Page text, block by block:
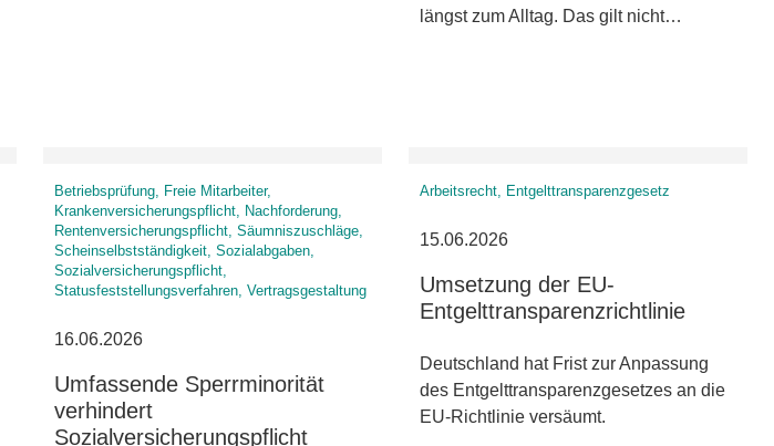
längst zum Alltag. Das gilt nicht…
Betriebsprüfung, Freie Mitarbeiter,
Krankenversicherungspflicht, Nachforderung,
Rentenversicherungspflicht, Säumniszuschläge,
Scheinselbstständigkeit, Sozialabgaben,
Sozialversicherungspflicht,
Statusfeststellungsverfahren, Vertragsgestaltung
16.06.2026
Umfassende Sperrminorität
verhindert
Sozialversicherungspflicht
Arbeitsrecht, Entgelttransparenzgesetz
15.06.2026
Umsetzung der EU-
Entgelttransparenzrichtlinie
Deutschland hat Frist zur Anpassung
des Entgelttransparenzgesetzes an die
EU-Richtlinie versäumt.